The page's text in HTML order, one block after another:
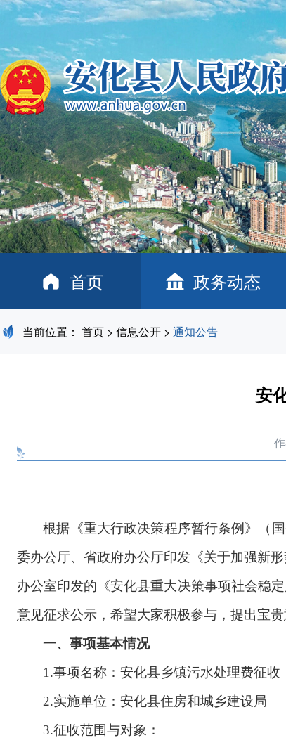
首页 政务动态
当前位置： 首页 > 信息公开 > 通知公告
安
根据《重大行政决策程序暂行条例》（
委办公厅、省政府办公厅印发《关于加强新
办公室印发的《安化县重大决策事项社会稳
意见征求公示，希望大家积极参与，提出宝贵
一、事项基本情况
1.事项名称：安化县乡镇污水处理费征收
2.实施单位：安化县住房和城乡建设局
3.征收范围与对象：